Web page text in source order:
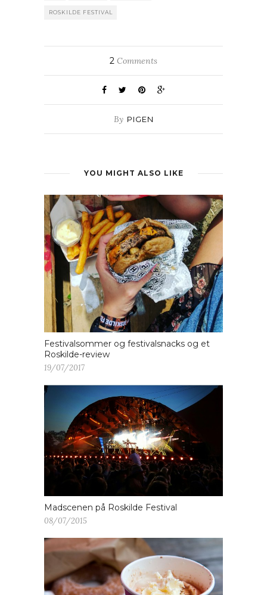
ROSKILDE FESTIVAL
2 Comments
By PIGEN
YOU MIGHT ALSO LIKE
Festivalsommer og festivalsnacks og et
Roskilde-review
19/07/2017
Madscenen på Roskilde Festival
08/07/2015